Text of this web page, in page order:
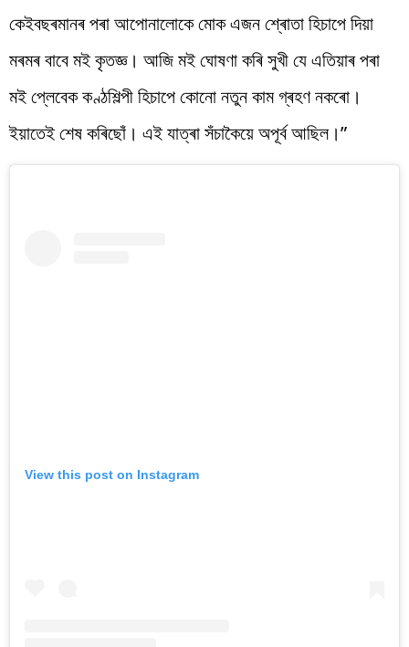
কেইবছৰমানৰ পৰা আপোনালোকে মোক এজন শ্ৰোতা হিচাপে দিয়া
মৰমৰ বাবে মই কৃতজ্ঞ। আজি মই ঘোষণা কৰি সুখী যে এতিয়াৰ পৰা
মই প্লেবেক কণ্ঠশিল্পী হিচাপে কোনো নতুন কাম গ্ৰহণ নকৰো।
ইয়াতেই শেষ কৰিছোঁ। এই যাত্ৰা সঁচাকৈয়ে অপূৰ্ব আছিল।”
View this post on Instagram